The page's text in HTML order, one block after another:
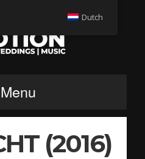
Menu
(2016)
Dutch